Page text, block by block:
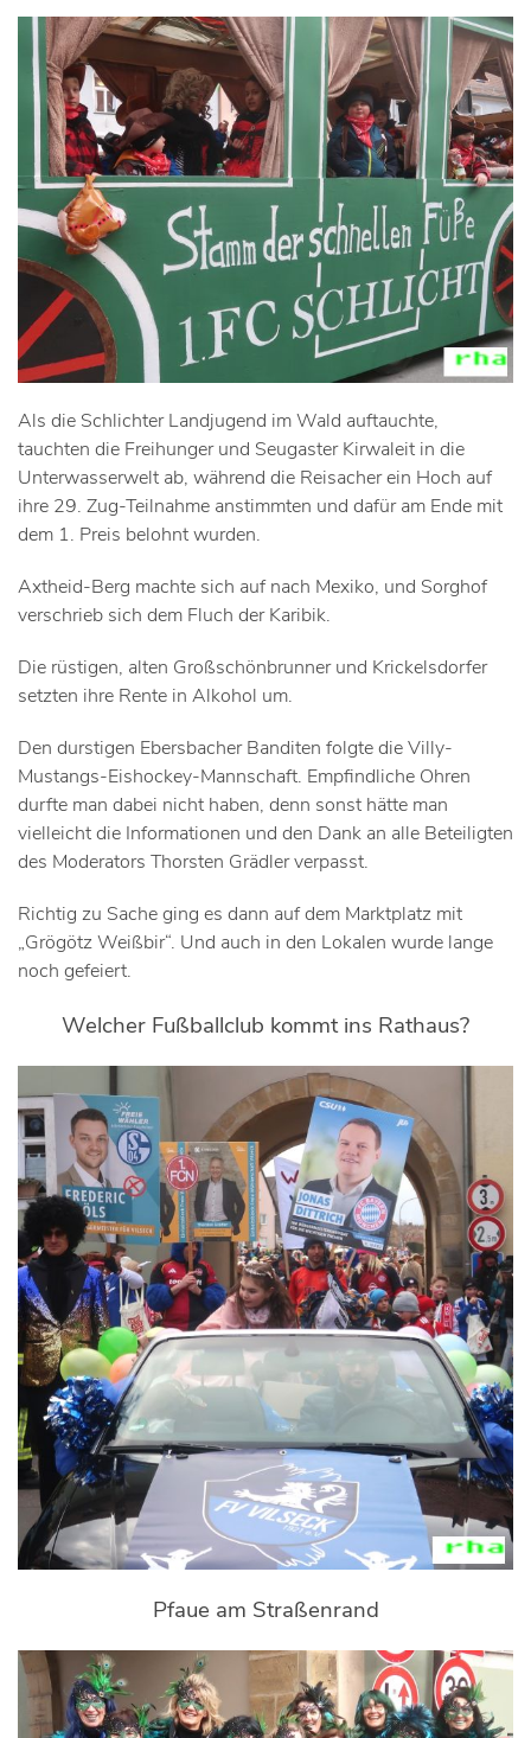
Als die Schlichter Landjugend im Wald auftauchte,
tauchten die Freihunger und Seugaster Kirwaleit in die
Unterwasserwelt ab, während die Reisacher ein Hoch auf
ihre 29. Zug-Teilnahme anstimmten und dafür am Ende mit
dem 1. Preis belohnt wurden.
Axtheid-Berg machte sich auf nach Mexiko, und Sorghof
verschrieb sich dem Fluch der Karibik.
Die rüstigen, alten Großschönbrunner und Krickelsdorfer
setzten ihre Rente in Alkohol um.
Den durstigen Ebersbacher Banditen folgte die Villy-
Mustangs-Eishockey-Mannschaft. Empfindliche Ohren
durfte man dabei nicht haben, denn sonst hätte man
vielleicht die Informationen und den Dank an alle Beteiligten
des Moderators Thorsten Grädler verpasst.
Richtig zu Sache ging es dann auf dem Marktplatz mit
„Grögötz Weißbir“. Und auch in den Lokalen wurde lange
noch gefeiert.
Welcher Fußballclub kommt ins Rathaus?
Pfaue am Straßenrand